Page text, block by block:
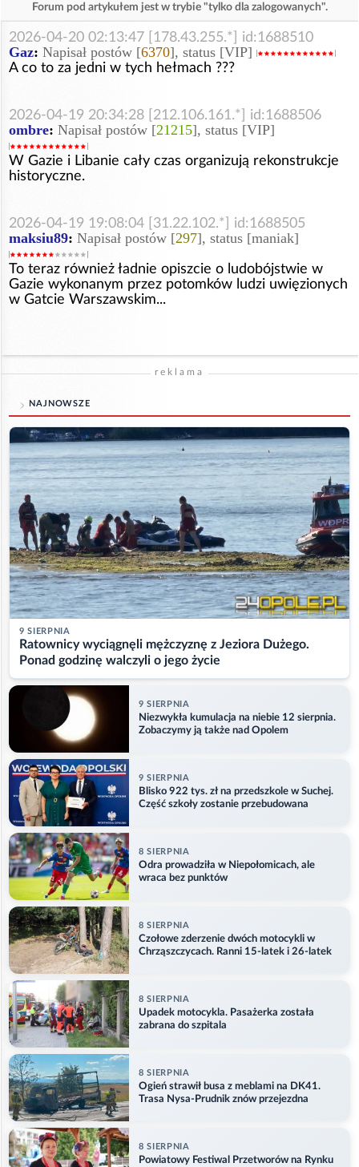
Forum pod artykułem jest w trybie "tylko dla zalogowanych".
2026-04-20 02:13:47 [178.43.255.*] id:1688510
Gaz: Napisał postów [6370], status [VIP]
A co to za jedni w tych hełmach ???
2026-04-19 20:34:28 [212.106.161.*] id:1688506
ombre: Napisał postów [21215], status [VIP]
W Gazie i Libanie cały czas organizują rekonstrukcje
historyczne.
2026-04-19 19:08:04 [31.22.102.*] id:1688505
maksiu89: Napisał postów [297], status [maniak]
To teraz również ładnie opiszcie o ludobójstwie w
Gazie wykonanym przez potomków ludzi uwięzionych
w Gatcie Warszawskim...
reklama
NAJNOWSZE
9 SIERPNIA
Ratownicy wyciągnęli mężczyznę z Jeziora Dużego.
Ponad godzinę walczyli o jego życie
9 SIERPNIA
Niezwykła kumulacja na niebie 12 sierpnia.
Zobaczymy ją także nad Opolem
9 SIERPNIA
Blisko 922 tys. zł na przedszkole w Suchej.
Część szkoły zostanie przebudowana
8 SIERPNIA
Odra prowadziła w Niepołomicach, ale
wraca bez punktów
8 SIERPNIA
Czołowe zderzenie dwóch motocykli w
Chrząszczycach. Ranni 15-latek i 26-latek
8 SIERPNIA
Upadek motocykla. Pasażerka została
zabrana do szpitala
8 SIERPNIA
Ogień strawił busa z meblami na DK41.
Trasa Nysa-Prudnik znów przejezdna
8 SIERPNIA
Powiatowy Festiwal Przetworów na Rynku